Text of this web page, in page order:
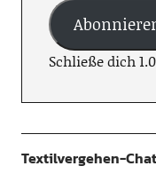
Schließe dich
Textilvergehen-Chat